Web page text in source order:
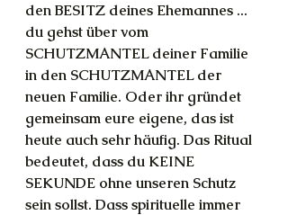
den BESITZ deines Ehemannes ...
du gehst über vom
SCHUTZMANTEL deiner Familie
in den SCHUTZMANTEL der
neuen Familie. Oder ihr gründet
gemeinsam eure eigene, das ist
heute auch sehr häufig. Das Ritual
bedeutet, dass du KEINE
SEKUNDE ohne unseren Schutz
sein sollst. Dass spirituelle immer